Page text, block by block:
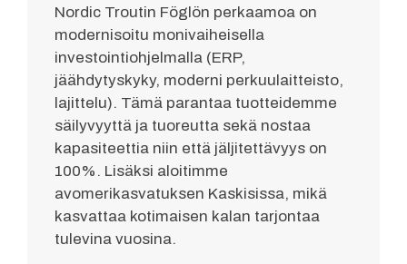
Nordic Troutin Föglön perkaamoa on
modernisoitu monivaiheisella
investointiohjelmalla (ERP,
jäähdytyskyky, moderni perkuulaitteisto,
lajittelu). Tämä parantaa tuotteidemme
säilyvyyttä ja tuoreutta sekä nostaa
kapasiteettia niin että jäljitettävyys on
100%. Lisäksi aloitimme
avomerikasvatuksen Kaskisissa, mikä
kasvattaa kotimaisen kalan tarjontaa
tulevina vuosina.